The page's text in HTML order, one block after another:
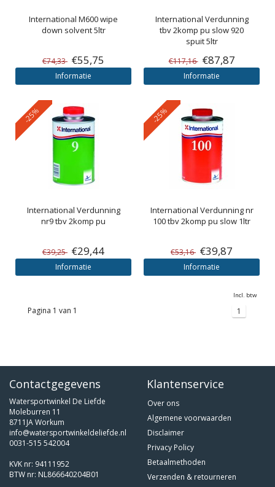
International M600 wipe
down solvent 5ltr
€74,33 €55,75
Informatie
International Verdunning
tbv 2komp pu slow 920
spuit 5ltr
€117,16 €87,87
Informatie
-25%
International Verdunning
nr9 tbv 2komp pu
€39,25 €29,44
Informatie
-25%
International Verdunning nr
100 tbv 2komp pu slow 1ltr
€53,16 €39,87
Informatie
Incl. btw
Pagina 1 van 1 1
Contactgegevens
Watersportwinkel De Liefde
Moleburren 11
8711JA Workum
info@watersportwinkeldeliefde.nl
0031-515 542004
KVK nr: 94111952
BTW nr: NL866640204B01
Klantenservice
Over ons
Algemene voorwaarden
Disclaimer
Privacy Policy
Betaalmethoden
Verzenden & retourneren